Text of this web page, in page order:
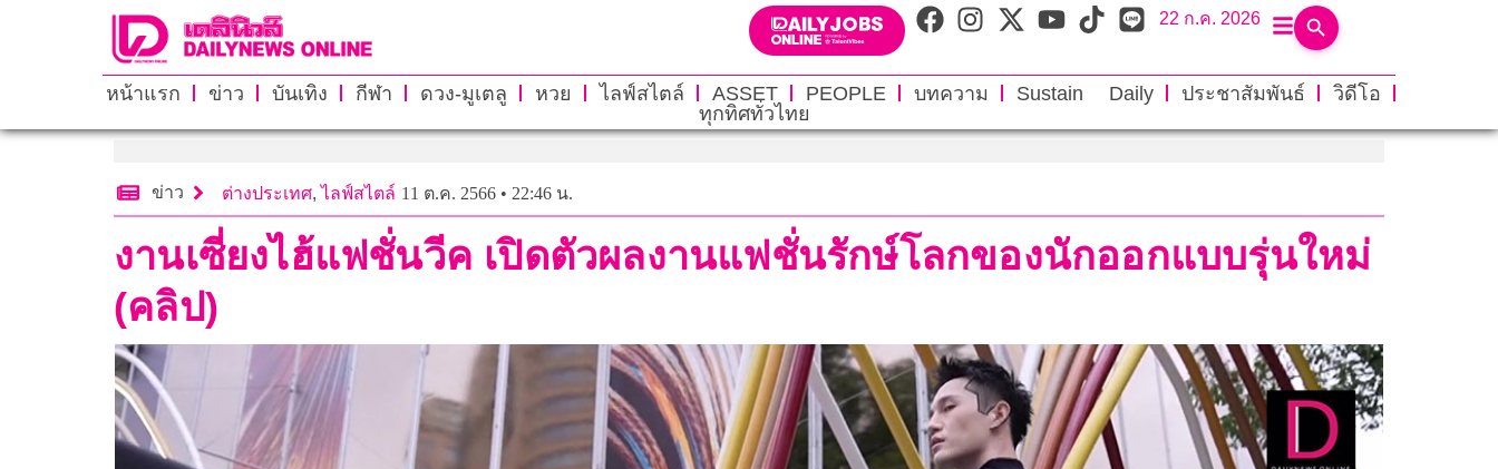
22 ก.ค. 2026
หน้าแรก ข่าว บันเทิง กีฬา ดวง-มูเตลู หวย ไลฟ์สไตล์ ASSET PEOPLE บทความ Sustain Daily ประชาสัมพันธ์
วิดีโอ
ทุกทิศทั่วไทย
ข่าว ต่างประเทศ,ไลฟ์สไตล์ 11 ต.ค. 2566 • 22:46 น.
งานเซี่ยงไฮ้แฟชั่นวีค เปิดตัวผลงานแฟชั่นรักษ์โลกของนักออกแบบรุ่นใหม่
(คลิป)